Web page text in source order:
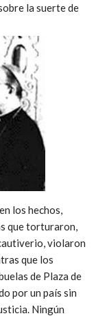
la suerte de
los hechos,
que torturaron,
violaron
que los
de Plaza de
por un país sin
Ningún